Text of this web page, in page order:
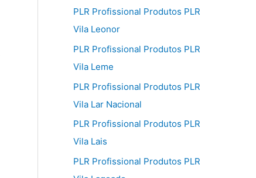
PLR Profissional Produtos PLR
Vila Leonor
PLR Profissional Produtos PLR
Vila Leme
PLR Profissional Produtos PLR
Vila Lar Nacional
PLR Profissional Produtos PLR
Vila Lais
PLR Profissional Produtos PLR